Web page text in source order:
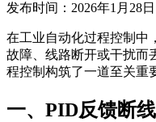
发布时间：2026年1月28日
在工业自动化过程控制中
故障、线路断开或干扰而
程控制构筑了一道至关重
一、PID反馈断